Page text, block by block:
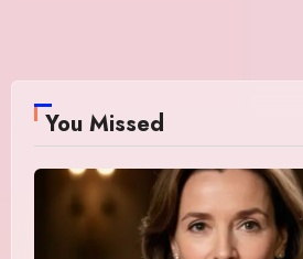
You Missed